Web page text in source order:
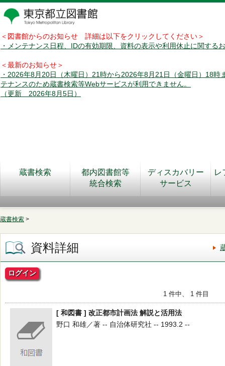
＜図書館からのお知らせ 詳細は以下をクリックしてください＞
・メンテナンス日程、IDの有効期限、資料の表示や利用休止に関する
＜最新のお知らせ＞
・2026年8月20日（木曜日）21時から2026年8月21日（金曜日）18時
テナンスのため蔵書検索等Webサービスが利用できません。
（更新 2026年8月5日）
蔵書検索
都内図書館等
統合検索
ディスカバリー
サービス
レ
蔵書検索 >
資料詳細
ログイン
1 件中、 1 件目
[ 和図書 ] 改正都市計画法 解説と活用法
野口 和雄／著 -- 自治体研究社 -- 1993.2 --